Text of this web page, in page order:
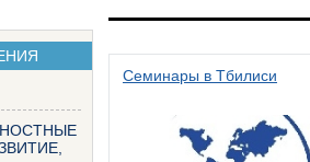
Семинары в Тбилиси